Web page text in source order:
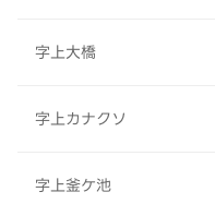
字上大橋
字上カナクソ
字上釜ケ池